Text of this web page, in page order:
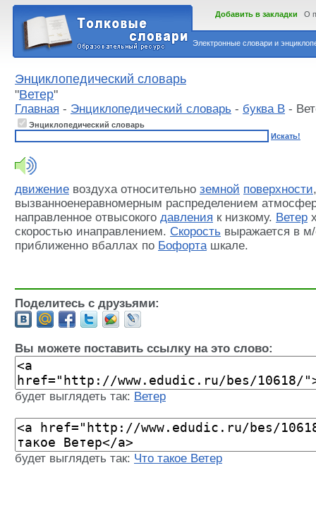
Электронные словари и
Добавить в закладки О
Энциклопедический словарь
"Ветер"
Главная - Энциклопедический словарь - буква В -
Энциклопедический словарь
Искать!
движение воздуха относительно земной поверхности,
вызванноенеравномерным распределением
направленное отвысокого давления к низкому. Ветер
скоростью инаправлением. Скорость выражается в
приближенно вбаллах по Бофорташкале.
Поделитесь с друзьями:
Вы можете поставить ссылку на это слово:
будет выглядеть так: Ветер
будет выглядеть так: Что такое Ветер